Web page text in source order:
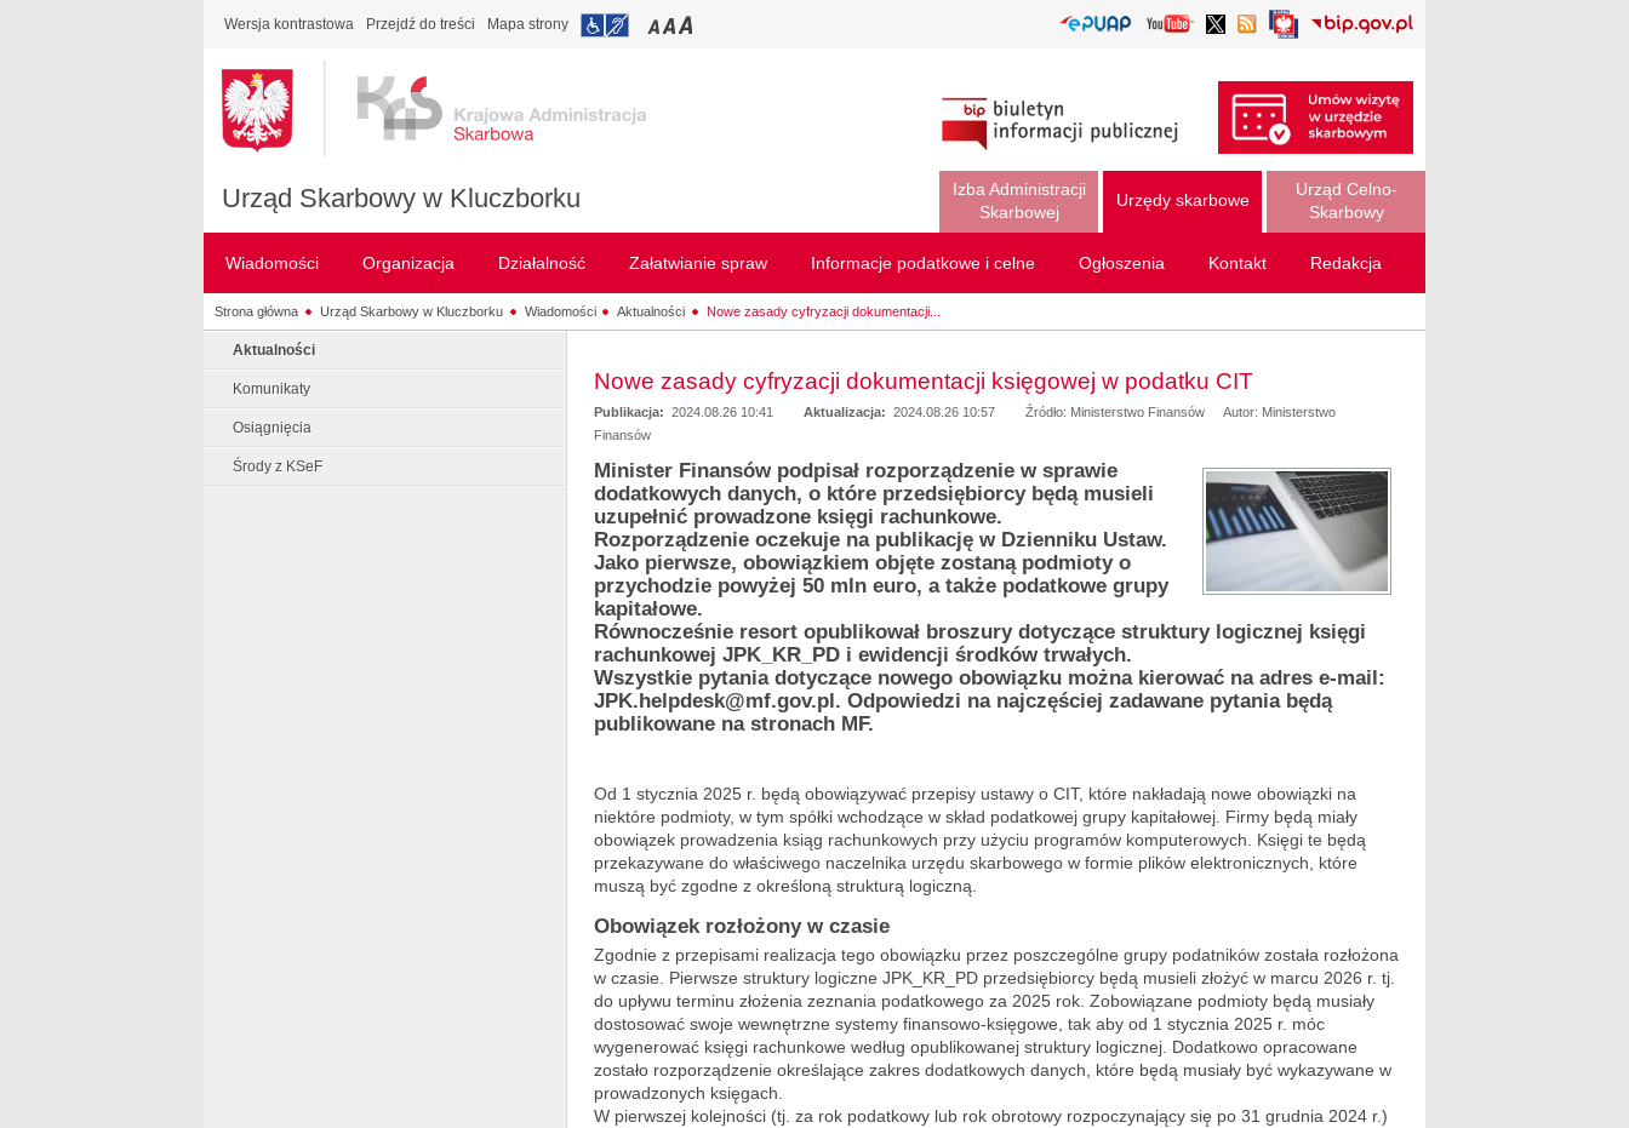
Wersja kontrastowa Przejdź do treści Mapa strony
Urząd Skarbowy w Kluczborku
Izba Administracji
Skarbowej
Urzędy skarbowe
Urząd Celno-
Skarbowy
Wiadomości Organizacja Działalność Załatwianie spraw Informacje podatkowe i celne Ogłoszenia Kontakt Redakcja
Strona główna Urząd Skarbowy w Kluczborku Wiadomości Aktualności Nowe zasady cyfryzacji dokumentacji...
Aktualności
Komunikaty
Osiągnięcia
Środy z KSeF
Nowe zasady cyfryzacji dokumentacji księgowej w podatku CIT
Publikacja: 2024.08.26 10:41 Aktualizacja: 2024.08.26 10:57 Źródło: Ministerstwo Finansów
Autor: Ministerstwo
Finansów
Minister Finansów podpisał rozporządzenie w sprawie
dodatkowych danych, o które przedsiębiorcy będą musieli
uzupełnić prowadzone księgi rachunkowe.
Rozporządzenie oczekuje na publikację w Dzienniku Ustaw.
Jako pierwsze, obowiązkiem objęte zostaną podmioty o
przychodzie powyżej 50 mln euro, a także podatkowe grupy
kapitałowe.
Równocześnie resort opublikował broszury dotyczące struktury logicznej księgi
rachunkowej JPK_KR_PD i ewidencji środków trwałych.
Wszystkie pytania dotyczące nowego obowiązku można kierować na adres e-mail:
JPK.helpdesk@mf.gov.pl. Odpowiedzi na najczęściej zadawane pytania będą
publikowane na stronach MF.
Od 1 stycznia 2025 r. będą obowiązywać przepisy ustawy o CIT, które nakładają nowe obowiązki na
niektóre podmioty, w tym spółki wchodzące w skład podatkowej grupy kapitałowej. Firmy będą miały
obowiązek prowadzenia ksiąg rachunkowych przy użyciu programów komputerowych. Księgi te będą
przekazywane do właściwego naczelnika urzędu skarbowego w formie plików elektronicznych, które
muszą być zgodne z określoną strukturą logiczną.
Obowiązek rozłożony w czasie
Zgodnie z przepisami realizacja tego obowiązku przez poszczególne grupy podatników została rozłożona
w czasie. Pierwsze struktury logiczne JPK_KR_PD przedsiębiorcy będą musieli złożyć w marcu 2026 r. tj.
do upływu terminu złożenia zeznania podatkowego za 2025 rok. Zobowiązane podmioty będą musiały
dostosować swoje wewnętrzne systemy finansowo-księgowe, tak aby od 1 stycznia 2025 r. móc
wygenerować księgi rachunkowe według opublikowanej struktury logicznej. Dodatkowo opracowane
zostało rozporządzenie określające zakres dodatkowych danych, które będą musiały być wykazywane w
prowadzonych księgach.
W pierwszej kolejności (tj. za rok podatkowy lub rok obrotowy rozpoczynający się po 31 grudnia 2024 r.)